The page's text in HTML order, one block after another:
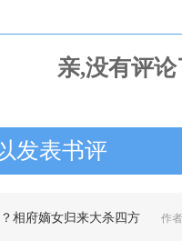
亲,没有评论
发表书评
相府嫡女归来大杀四方 作